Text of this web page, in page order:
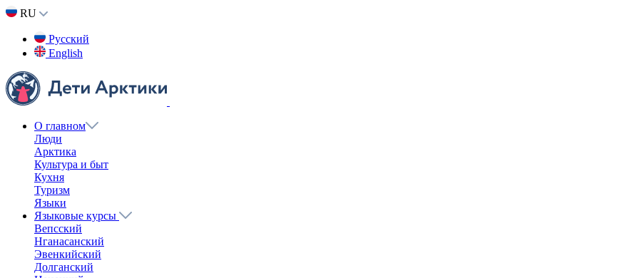
RU
Русский
English
О главном
Люди
Арктика
Культура и быт
Кухня
Туризм
Языки
Языковые курсы
Вепсский
Нганасанский
Эвенкийский
Долганский